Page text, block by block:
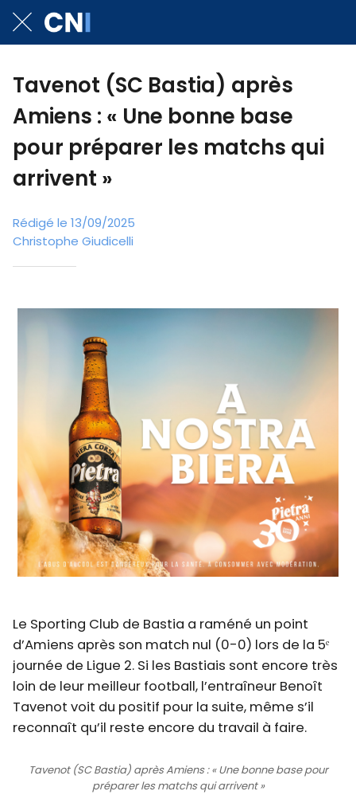
Tavenot (SC Bastia) après
Amiens : « Une bonne base
pour préparer les matchs qui
arrivent »
Rédigé le 13/09/2025
Christophe Giudicelli
Le Sporting Club de Bastia a raméné un point
d’Amiens après son match nul (0-0) lors de la 5ᵉ
journée de Ligue 2. Si les Bastiais sont encore très
loin de leur meilleur football, l’entraîneur Benoît
Tavenot voit du positif pour la suite, même s’il
reconnaît qu’il reste encore du travail à faire.
Tavenot (SC Bastia) après Amiens : « Une bonne base pour
préparer les matchs qui arrivent »